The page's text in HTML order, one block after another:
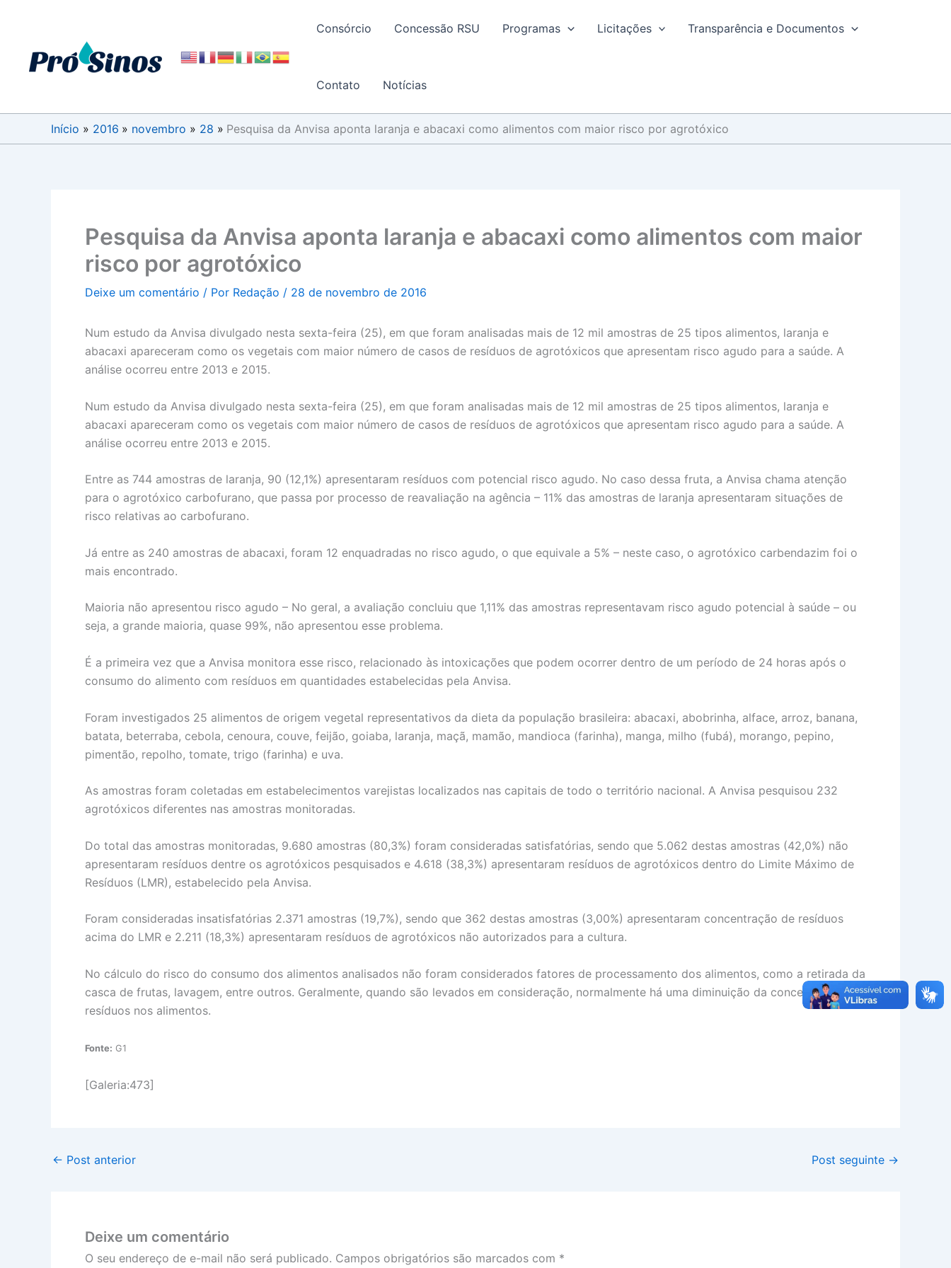
conteúdo
Consórcio Concessão RSU Programas Licitações Transparência e Documentos
Contato Notícias
Início 2016 novembro 28 Pesquisa da Anvisa aponta laranja e abacaxi como alimentos com maior risco por agrotóxico
Pesquisa da Anvisa aponta laranja e abacaxi como alimentos com maior
risco por agrotóxico
Deixe um comentário / Por Redação / 28 de novembro de 2016
Num estudo da Anvisa divulgado nesta sexta-feira (25), em que foram analisadas mais de 12 mil amostras de 25 tipos alimentos, laranja e
abacaxi apareceram como os vegetais com maior número de casos de resíduos de agrotóxicos que apresentam risco agudo para a saúde. A
análise ocorreu entre 2013 e 2015.
Num estudo da Anvisa divulgado nesta sexta-feira (25), em que foram analisadas mais de 12 mil amostras de 25 tipos alimentos, laranja e
abacaxi apareceram como os vegetais com maior número de casos de resíduos de agrotóxicos que apresentam risco agudo para a saúde. A
análise ocorreu entre 2013 e 2015.
Entre as 744 amostras de laranja, 90 (12,1%) apresentaram resíduos com potencial risco agudo. No caso dessa fruta, a Anvisa chama atenção
para o agrotóxico carbofurano, que passa por processo de reavaliação na agência – 11% das amostras de laranja apresentaram situações de
risco relativas ao carbofurano.
Já entre as 240 amostras de abacaxi, foram 12 enquadradas no risco agudo, o que equivale a 5% – neste caso, o agrotóxico carbendazim foi o
mais encontrado.
Maioria não apresentou risco agudo – No geral, a avaliação concluiu que 1,11% das amostras representavam risco agudo potencial à saúde – ou
seja, a grande maioria, quase 99%, não apresentou esse problema.
É a primeira vez que a Anvisa monitora esse risco, relacionado às intoxicações que podem ocorrer dentro de um período de 24 horas após o
consumo do alimento com resíduos em quantidades estabelecidas pela Anvisa.
Foram investigados 25 alimentos de origem vegetal representativos da dieta da população brasileira: abacaxi, abobrinha, alface, arroz, banana,
batata, beterraba, cebola, cenoura, couve, feijão, goiaba, laranja, maçã, mamão, mandioca (farinha), manga, milho (fubá), morango, pepino,
pimentão, repolho, tomate, trigo (farinha) e uva.
As amostras foram coletadas em estabelecimentos varejistas localizados nas capitais de todo o território nacional. A Anvisa pesquisou 232
agrotóxicos diferentes nas amostras monitoradas.
Do total das amostras monitoradas, 9.680 amostras (80,3%) foram consideradas satisfatórias, sendo que 5.062 destas amostras (42,0%) não
apresentaram resíduos dentre os agrotóxicos pesquisados e 4.618 (38,3%) apresentaram resíduos de agrotóxicos dentro do Limite Máximo de
Resíduos (LMR), estabelecido pela Anvisa.
Foram consideradas insatisfatórias 2.371 amostras (19,7%), sendo que 362 destas amostras (3,00%) apresentaram concentração de resíduos
acima do LMR e 2.211 (18,3%) apresentaram resíduos de agrotóxicos não autorizados para a cultura.
No cálculo do risco do consumo dos alimentos analisados não foram considerados fatores de processamento dos alimentos, como a retirada da
casca de frutas, lavagem, entre outros. Geralmente, quando são levados em consideração, normalmente há uma diminuição da concentração de
resíduos nos alimentos.
Fonte: G1
[Galeria:473]
← Post anterior Post seguinte →
Deixe um comentário
O seu endereço de e-mail não será publicado. Campos obrigatórios são marcados com *